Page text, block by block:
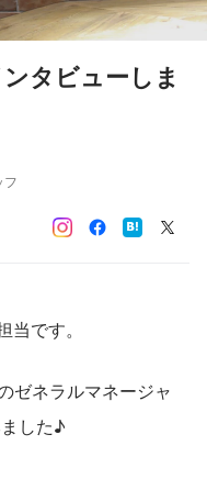
タビューしま
フ
です。
ゼネラルマネージャ
した♪